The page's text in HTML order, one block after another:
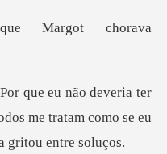
Margot chorav
me tratam como se eu